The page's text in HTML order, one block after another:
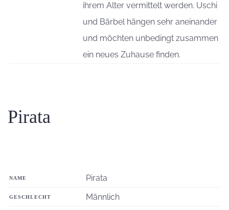
ihrem Alter vermittelt werden. Uschi
und Bärbel hängen sehr aneinander
und möchten unbedingt zusammen
ein neues Zuhause finden.
Pirata
NAME Pirata
GESCHLECHT Männlich